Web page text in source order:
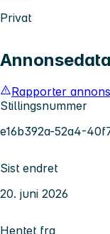
Privat
Annonsedata
Rapporter
Stillingsnummer
e16b392a-52a4-
Sist endret
20. juni 2026
Hentet fra